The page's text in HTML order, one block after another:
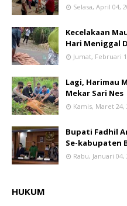
Selasa, April 04,
Kecelakaan
Hari Meniggal
Jumat, Februari
Lagi, Harimau
Mekar Sari Nes
Kamis, Maret 24,
Bupati Fadhil
Se-kabupaten
Rabu, Januari 04,
HUKUM